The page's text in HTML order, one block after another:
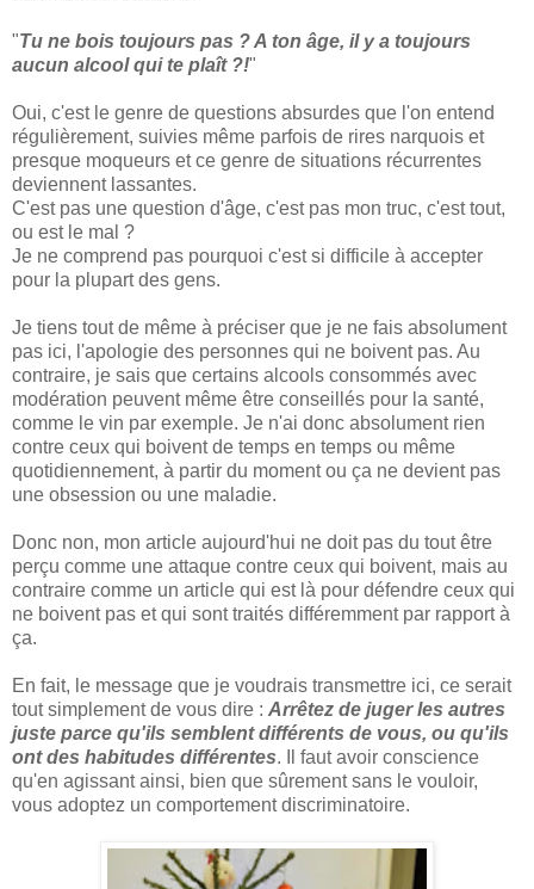
"Tu ne bois toujours pas ? A ton âge, il y a toujours
aucun alcool qui te plaît ?!"
Oui, c'est le genre de questions absurdes que l'on entend
régulièrement, suivies même parfois de rires narquois et
presque moqueurs et ce genre de situations récurrentes
deviennent lassantes.
C'est pas une question d'âge, c'est pas mon truc, c'est tout,
ou est le mal ?
Je ne comprend pas pourquoi c'est si difficile à accepter
pour la plupart des gens.
Je tiens tout de même à préciser que je ne fais absolument
pas ici, l'apologie des personnes qui ne boivent pas. Au
contraire, je sais que certains alcools consommés avec
modération peuvent même être conseillés pour la santé,
comme le vin par exemple. Je n'ai donc absolument rien
contre ceux qui boivent de temps en temps ou même
quotidiennement, à partir du moment ou ça ne devient pas
une obsession ou une maladie.
Donc non, mon article aujourd'hui ne doit pas du tout être
perçu comme une attaque contre ceux qui boivent, mais au
contraire comme un article qui est là pour défendre ceux qui
ne boivent pas et qui sont traités différemment par rapport à
ça.
En fait, le message que je voudrais transmettre ici, ce serait
tout simplement de vous dire : Arrêtez de juger les autres
juste parce qu'ils semblent différents de vous, ou qu'ils
ont des habitudes différentes. Il faut avoir conscience
qu'en agissant ainsi, bien que sûrement sans le vouloir,
vous adoptez un comportement discriminatoire.